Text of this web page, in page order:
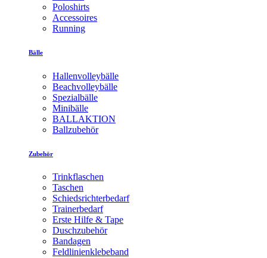
Poloshirts
Accessoires
Running
Bälle
Hallenvolleybälle
Beachvolleybälle
Spezialbälle
Minibälle
BALLAKTION
Ballzubehör
Zubehör
Trinkflaschen
Taschen
Schiedsrichterbedarf
Trainerbedarf
Erste Hilfe & Tape
Duschzubehör
Bandagen
Feldlinienklebeband